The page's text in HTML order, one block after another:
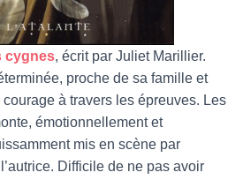
cygnes, écrit par Juliet Marillier.
proche de sa famille et
à travers les épreuves. Les
émotionnellement et
mis en scène par
Difficile de ne pas avoir